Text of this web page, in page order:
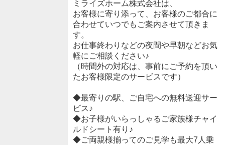
ミライズホーム株式会社は、
お客様に寄り添って、お客様のご都合に
合わせていつでもご案内させて頂きま
す。
お仕事終わりなどの夜間や早朝などお気
軽にご相談ください♪
（時間外の対応は、事前にご予約を頂い
たお客様限定のサービスです）
◆最寄りの駅、ご自宅への無料送迎サー
ビス♪
◆お子様がいらっしゃるご家族様チャイ
ルドシート有り♪
◆ご両親様揃ってのご見学も最大7人乗